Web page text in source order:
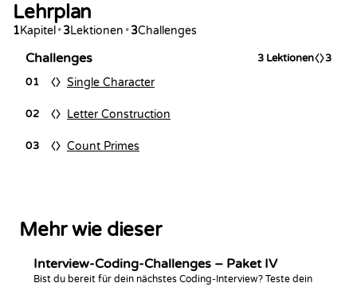
Lehrplan
1Kapitel•3Lektionen •3Challenges
Challenges 3 Lektionen
3
01
Single Character
02 Letter Construction
03 Count Primes
Mehr wie dieser
Interview-Coding-Challenges – Paket IV
Bist du bereit für dein nächstes Coding-Interview? Teste dein